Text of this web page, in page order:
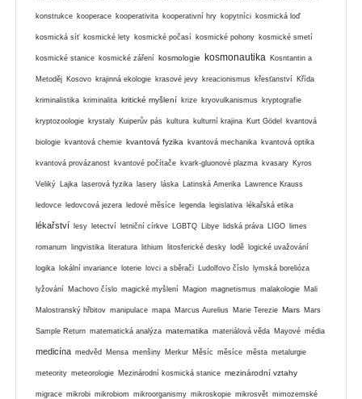
konstrukce kooperace kooperativita kooperativní hry kopytníci kosmická loď
kosmická síť kosmické lety kosmické počasí kosmické pohony kosmické smetí
kosmické stanice kosmické záření kosmologie kosmonautika Kosntantin a
Metoděj Kosovo krajinná ekologie krasové jevy kreacionismus křesťanství Křída
kriminalistika kriminalita kritické myšlení krize kryovulkanismus kryptografie
kryptozoologie krystaly Kuiperův pás kultura kulturní krajina Kurt Gödel kvantová
biologie kvantová chemie kvantová fyzika kvantová mechanika kvantová optika
kvantová provázanost kvantové počítače kvark-gluonové plazma kvasary Kyros
Veliký Lajka laserová fyzika lasery láska Latinská Amerika Lawrence Krauss
ledovce ledovcová jezera ledové měsíce legenda legislativa lékařská etika
lékařství lesy letectví letniční církve LGBTQ Libye lidská práva LIGO limes
romanum lingvistika literatura lithium litosferické desky lodě logické uvažování
logika lokální invariance loterie lovci a sběrači Ludolfovo číslo lymská borelióza
lyžování Machovo číslo magické myšlení Magion magnetismus malakologie Mali
Malostranský hřbitov manipulace mapa Marcus Aurelius Marie Terezie Mars Mars
Sample Return matematická analýza matematika materiálová věda Mayové média
medicína medvěd Mensa menšiny Merkur Měsíc měsíce města metalurgie
meteority meteorologie Mezinárodní kosmická stanice mezinárodní vztahy
migrace mikrobi mikrobiom mikroorganismy mikroskopie mikrosvět mimozemské